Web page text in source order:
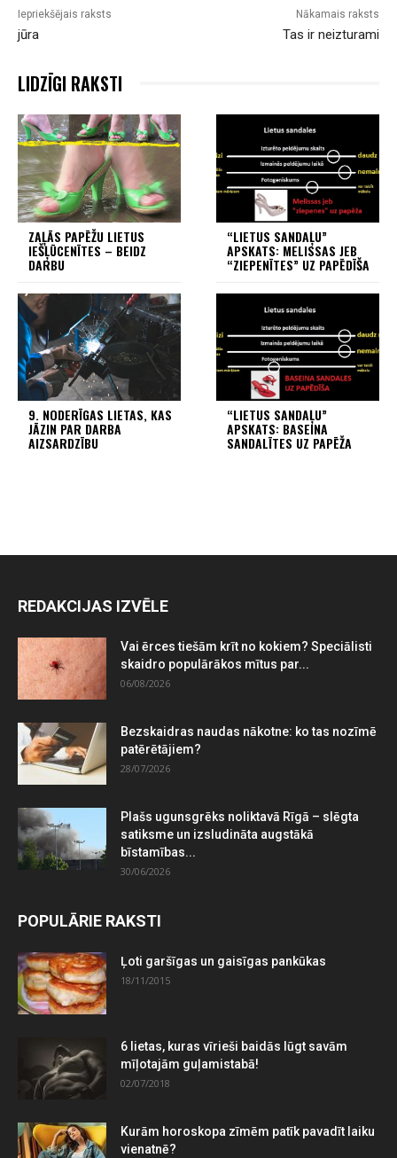
Iepriekšējais raksts
jūra
Nākamais raksts
Tas ir neizturami
LIDZĪGI RAKSTI
ZAĻĀS PAPĒŽU LIETUS
IEŠĻŪCENĪTES – BEIDZ
DARBU
“LIETUS SANDAĻU”
APSKATS: MELISSAS JEB
“ZIEPENĪTES” UZ PAPĒDĪŠA
9. NODERĪGAS LIETAS, KAS
JĀZIN PAR DARBA
AIZSARDZĪBU
“LIETUS SANDAĻU”
APSKATS: BASEINA
SANDALĪTES UZ PAPĒŽA
REDAKCIJAS IZVĒLE
Vai ērces tiešām krīt no kokiem? Speciālisti
skaidro populārākos mītus par...
06/08/2026
Bezskaidras naudas nākotne: ko tas nozīmē
patērētājiem?
28/07/2026
Plašs ugunsgrēks noliktavā Rīgā – slēgta
satiksme un izsludināta augstākā
bīstamības...
30/06/2026
POPULĀRIE RAKSTI
Ļoti garšīgas un gaisīgas pankūkas
18/11/2015
6 lietas, kuras vīrieši baidās lūgt savām
mīļotajām guļamistabā!
02/07/2018
Kurām horoskopa zīmēm patīk pavadīt laiku
vienatnē?